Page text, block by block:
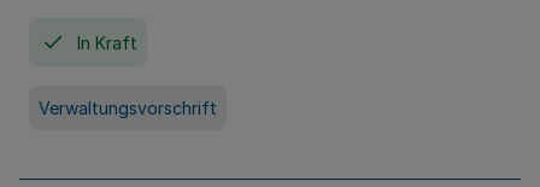
In Kraft
Verwaltungsvorschrift